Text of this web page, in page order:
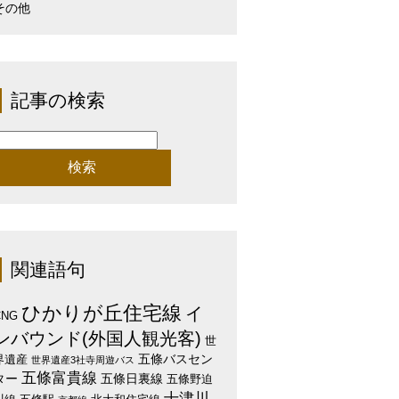
の他
記事の検索
:
関連語句
ひかりが丘住宅線 イ
バウンド(外国人観光客) 世
遺産 世界遺産3社寺周遊バス 五條バスセン
ー 五條富貴線 五條日裏線 五條野迫